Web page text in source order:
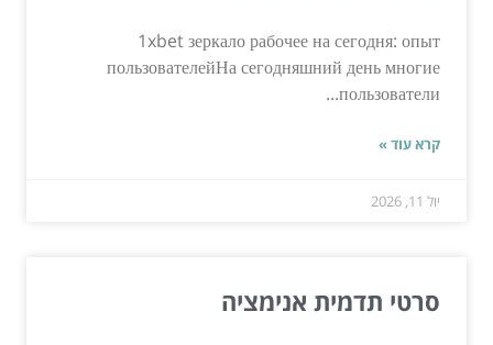
1xbet зеркало рабочее на сегодня: опыт
пользователейНа сегодняшний день многие
пользователи...
קרא עוד »
יול 11, 2026
סרטי תדמית אנימציה